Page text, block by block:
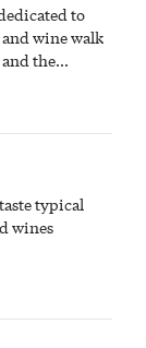
to
wine walk
the
typical
wines